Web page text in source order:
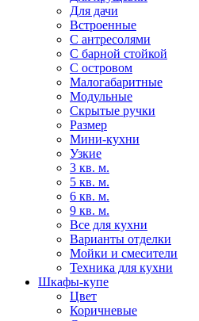
Для дачи
Встроенные
С антресолями
С барной стойкой
С островом
Малогабаритные
Модульные
Скрытые ручки
Размер
Мини-кухни
Узкие
3 кв. м.
5 кв. м.
6 кв. м.
9 кв. м.
Все для кухни
Варианты отделки
Мойки и смесители
Техника для кухни
Шкафы-купе
Цвет
Коричневые